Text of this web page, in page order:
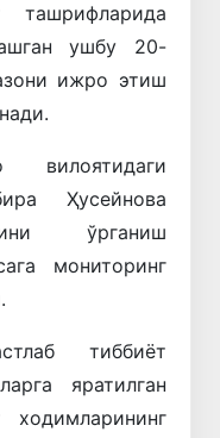
ташрифларида
ушбу 20-
ижро этиш
вилоятидаги
Ҳусейнова
ўрганиш
мониторинг
тиббиёт
яратилган
ходимларининг